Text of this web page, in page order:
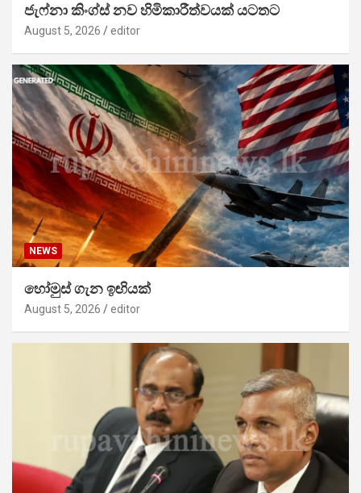
ජැෆ්නා කිංග්ස් නව හිමිකාරීත්වයක් යටතට
August 5, 2026 editor
NEWS
හෝමුස් ගැන ඉඟියක්
August 5, 2026 editor